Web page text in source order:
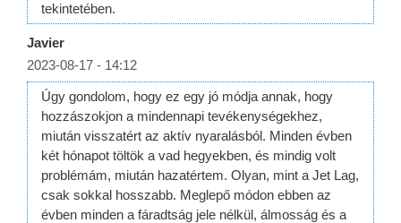
tekintetében.
Javier
2023-08-17 - 14:12
Úgy gondolom, hogy ez egy jó módja annak, hogy
hozzászokjon a mindennapi tevékenységekhez,
miután visszatért az aktív nyaralásból. Minden évben
két hónapot töltök a vad hegyekben, és mindig volt
problémám, miután hazatértem. Olyan, mint a Jet Lag,
csak sokkal hosszabb. Meglepő módon ebben az
évben minden a fáradtság jele nélkül, álmosság és a